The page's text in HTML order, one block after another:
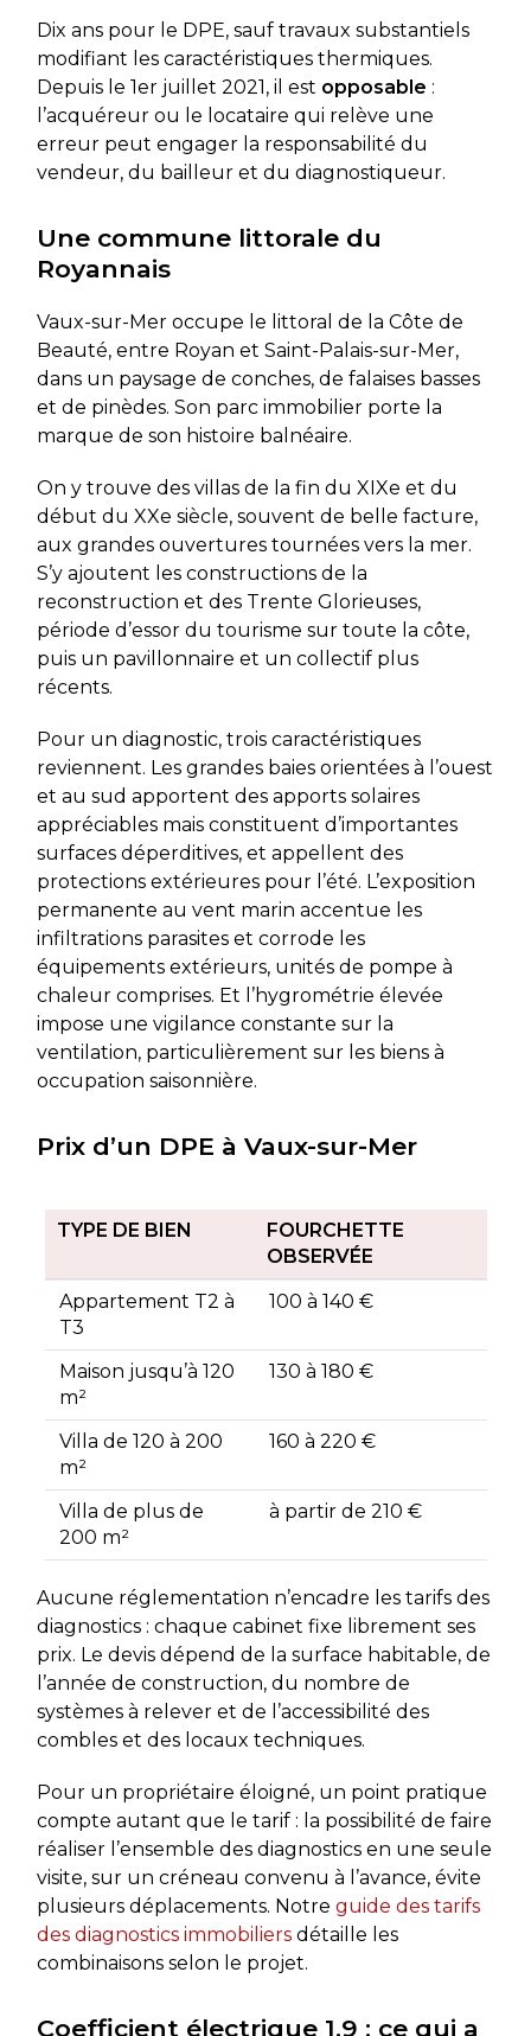
Dix ans pour le DPE, sauf travaux substantiels
modifiant les caractéristiques thermiques.
Depuis le 1er juillet 2021, il est opposable :
l’acquéreur ou le locataire qui relève une
erreur peut engager la responsabilité du
vendeur, du bailleur et du diagnostiqueur.
Une commune littorale du
Royannais
Vaux-sur-Mer occupe le littoral de la Côte de
Beauté, entre Royan et Saint-Palais-sur-Mer,
dans un paysage de conches, de falaises basses
et de pinèdes. Son parc immobilier porte la
marque de son histoire balnéaire.
On y trouve des villas de la fin du XIXe et du
début du XXe siècle, souvent de belle facture,
aux grandes ouvertures tournées vers la mer.
S’y ajoutent les constructions de la
reconstruction et des Trente Glorieuses,
période d’essor du tourisme sur toute la côte,
puis un pavillonnaire et un collectif plus
récents.
Pour un diagnostic, trois caractéristiques
reviennent. Les grandes baies orientées à l’ouest
et au sud apportent des apports solaires
appréciables mais constituent d’importantes
surfaces déperditives, et appellent des
protections extérieures pour l’été. L’exposition
permanente au vent marin accentue les
infiltrations parasites et corrode les
équipements extérieurs, unités de pompe à
chaleur comprises. Et l’hygrométrie élevée
impose une vigilance constante sur la
ventilation, particulièrement sur les biens à
occupation saisonnière.
Prix d’un DPE à Vaux-sur-Mer
TYPE DE BIEN
FOURCHETTE
OBSERVÉE
Appartement T2 à
T3
100 à 140 €
Maison jusqu’à 120
m²
130 à 180 €
Villa de 120 à 200
m²
160 à 220 €
Villa de plus de
200 m²
à partir de 210 €
Aucune réglementation n’encadre les tarifs des
diagnostics : chaque cabinet fixe librement ses
prix. Le devis dépend de la surface habitable, de
l’année de construction, du nombre de
systèmes à relever et de l’accessibilité des
combles et des locaux techniques.
Pour un propriétaire éloigné, un point pratique
compte autant que le tarif : la possibilité de faire
réaliser l’ensemble des diagnostics en une seule
visite, sur un créneau convenu à l’avance, évite
plusieurs déplacements. Notre guide des tarifs
des diagnostics immobiliersdétaille les
combinaisons selon le projet.
Coefficient électrique 1,9 : ce qui a